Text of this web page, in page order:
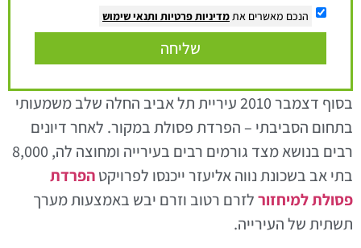
הנכם מאשרים את מדיניות פרטיות ותנאי שימוש
שליחה
בסוף דצמבר 2010 עיריית תל אביב החלה שלב משמעותי
בתחום הסביבתי – הפרדת פסולת במקור. לאחר דיונים
רבים בנושא מצד גורמים רבים בעירייה ומחוצה לה, 8,000
בתי אב בשכונת נווה אליעזר ייכנסו לפרויקטהפרדת
פסולת למיחזורלזרם רטוב וזרם יבש באמצעות מערך
תשתית של העירייה.